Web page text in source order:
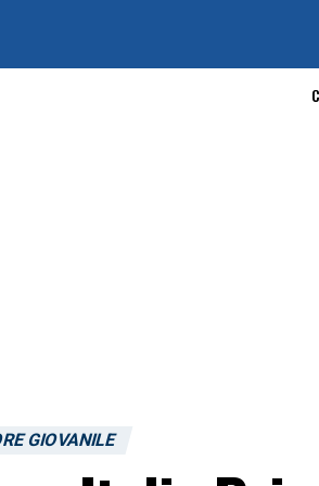
GIOVANILE